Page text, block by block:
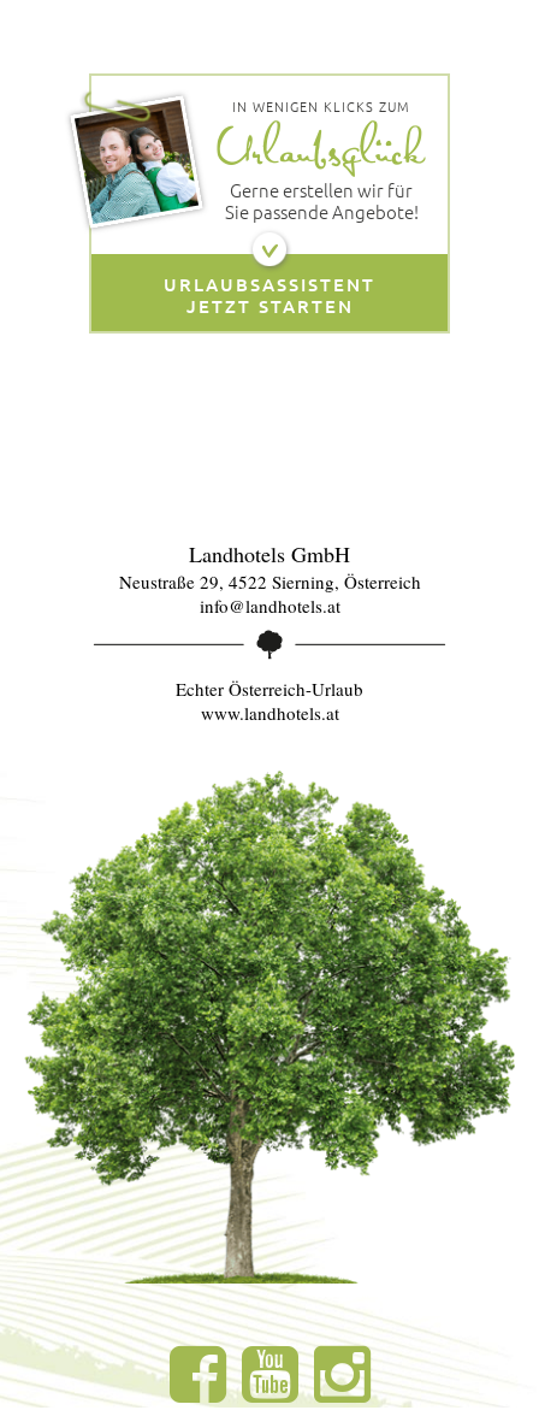
IN WENIGEN KLICKS ZUM
Gerne erstellen wir für
Sie passende Angebote!
URLAUBSASSISTENT
JETZT STARTEN
Landhotels GmbH
Neustraße 29, 4522 Sierning, Österreich
info@landhotels.at
Echter Österreich-Urlaub
www.landhotels.at